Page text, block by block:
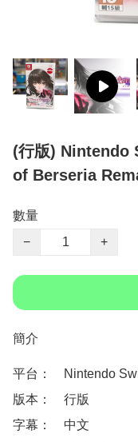
(行版) Nintendo
of Berseria
數量
−
+
簡介
平台：　Nintendo
版本：　行版
字幕：　中文